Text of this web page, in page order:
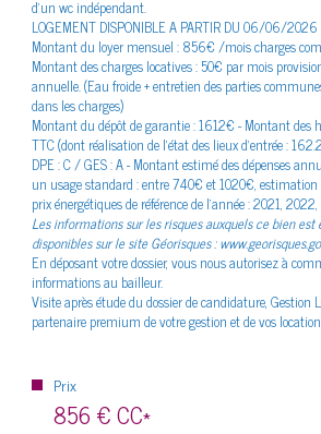
le quartier
Bilan
énergétique
d'un wc indépendant.
LOGEMENT DISPONIBLE A PARTIR DU 06/06/2026
Montant du loyer mensuel : 856€ /mois charges
Montant des charges locatives : 50€ par mois
annuelle. (Eau froide + entretien des parties
dans les charges)
Montant du dépôt de garantie : 1612€ - Montant des
TTC (dont réalisation de l’état des lieux d’entrée :
DPE : C / GES : A - Montant estimé des dépenses
un usage standard : entre 740€ et 1020€, estimation
prix énergétiques de référence de l'année : 2021,
Les informations sur les risques auxquels ce bien est
disponibles sur le site Géorisques :
En déposant votre dossier, vous nous autorisez à
informations au bailleur.
Visite après étude du dossier de candidature, Gestion
partenaire premium de votre gestion et de vos
Prix
856 €CC*